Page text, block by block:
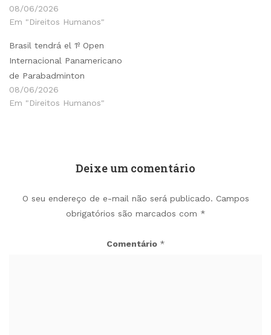
08/06/2026
Em "Direitos Humanos"
Brasil tendrá el 1º Open
Internacional Panamericano
de Parabadminton
08/06/2026
Em "Direitos Humanos"
Deixe um comentário
O seu endereço de e-mail não será publicado. Campos
obrigatórios são marcados com *
Comentário *